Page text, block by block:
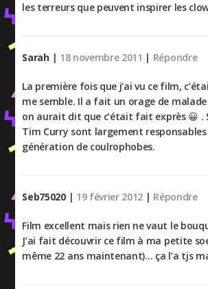
les terreurs que peuvent inspirer les
Sarah | 18 novembre 2011 | Répondre
La première fois que j’ai vu ce film,
me semble. Il a fait un orage de
on aurait dit que c’était fait exprès 😀 .
Tim Curry sont largement
génération de coulrophobes.
Seb75020 | 19 février 2012 | Répondre
Film excellent mais rien ne vaut le
J’ai fait découvrir ce film à ma petite
même 22 ans maintenant)… ça l’a tjs